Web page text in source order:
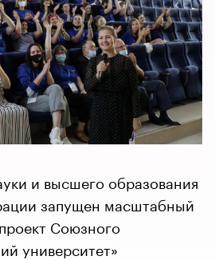
и высшего образования
запущен масштабный
Союзного
университет»